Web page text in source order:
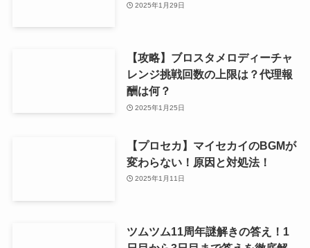
2025年1月29日
【攻略】ブロスタメロディーチャ
レンジ挑戦回数の上限は？代理報
酬は何？
2025年1月25日
【プロセカ】マイセカイのBGMが
変わらない！原因と対処法！
2025年1月11日
ツムツム11周年謎解きの答え！1